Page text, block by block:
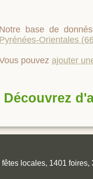
Notre base de
Pyrénées-Orientales
pouvez ajouter
Découvrez
locales, 1401